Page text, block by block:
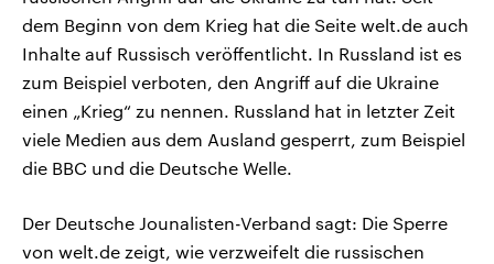
dem Beginn von dem Krieg hat die Seite welt.de auch
Inhalte auf Russisch veröffentlicht. In Russland ist es
zum Beispiel verboten, den Angriff auf die Ukraine
einen „Krieg“ zu nennen. Russland hat in letzter Zeit
viele Medien aus dem Ausland gesperrt, zum Beispiel
die BBC und die Deutsche Welle.
Der Deutsche Jounalisten-Verband sagt: Die Sperre
von welt.de zeigt, wie verzweifelt die russischen